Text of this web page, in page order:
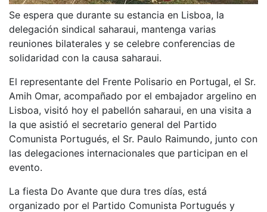
Se espera que durante su estancia en Lisboa, la
delegación sindical saharaui, mantenga varias
reuniones bilaterales y se celebre conferencias de
solidaridad con la causa saharaui.
El representante del Frente Polisario en Portugal, el Sr.
Amih Omar, acompañado por el embajador argelino en
Lisboa, visitó hoy el pabellón saharaui, en una visita a
la que asistió el secretario general del Partido
Comunista Portugués, el Sr. Paulo Raimundo, junto con
las delegaciones internacionales que participan en el
evento.
La fiesta Do Avante que dura tres días, está
organizado por el Partido Comunista Portugués y